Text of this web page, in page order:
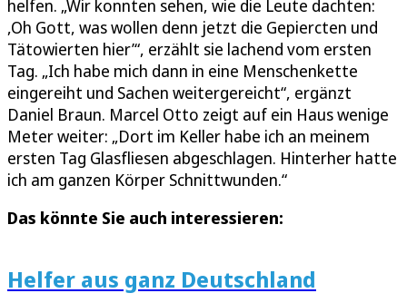
helfen. „Wir konnten sehen, wie die Leute dachten:
,Oh Gott, was wollen denn jetzt die Gepiercten und
Tätowierten hier’“, erzählt sie lachend vom ersten
Tag. „Ich habe mich dann in eine Menschenkette
eingereiht und Sachen weitergereicht“, ergänzt
Daniel Braun. Marcel Otto zeigt auf ein Haus wenige
Meter weiter: „Dort im Keller habe ich an meinem
ersten Tag Glasfliesen abgeschlagen. Hinterher hatte
ich am ganzen Körper Schnittwunden.“
Das könnte Sie auch interessieren:
Helfer aus ganz Deutschland